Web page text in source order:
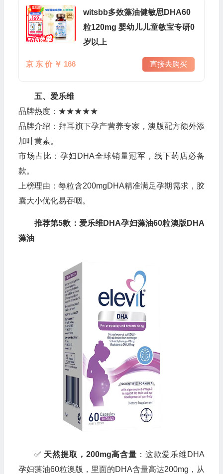
witsbb多效藻油健敏思DHA60
粒120mg 婴幼儿儿童敏宝专研0
岁以上
京 东 价 ￥ 166 直接去购买
五、爱乐维
品牌热度：★★★★★
品牌介绍：拜耳旗下孕产营养专家，澳版配方额外添
加叶黄素。
市场占比：孕妇DHA全球销量冠军，线下药店必备
款。
上榜理由：每粒含200mgDHA精准满足孕期需求，胶
囊大小优化易吞咽。
推荐第5款：爱乐维DHA孕妇藻油60粒澳版DHA
藻油
✅ 天然提取，200mg高含量 ：这款爱乐维DHA
孕妇藻油60粒澳版，里面的DHA含量高达200mg，从